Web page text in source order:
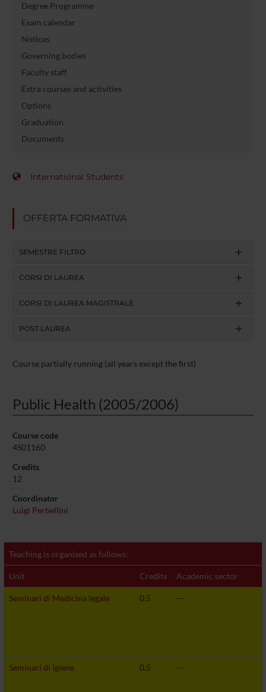
Degree Programme
Exam calendar
Notices
Governing bodies
Faculty staff
Extra courses and activities
Options
Graduation
Documents
International Students
OFFERTA FORMATIVA
SEMESTRE FILTRO
CORSI DI LAUREA
CORSI DI LAUREA MAGISTRALE
POST LAUREA
Course partially running (all years except the first)
Public Health (2005/2006)
Course code
4S01160
Credits
12
Coordinator
Luigi Perbellini
Teaching is organised as follows:
Unit Credits Academic sector
Seminari di Medicina legale 0.5 ---
Seminari di Igiene 0.5 ---